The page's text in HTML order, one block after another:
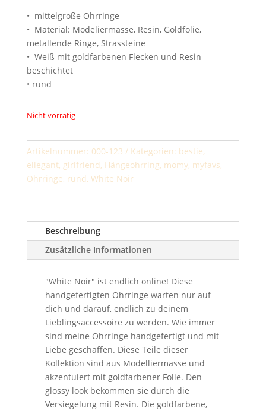
• mittelgroße Ohrringe
• Material: Modeliermasse, Resin, Goldfolie,
metallende Ringe, Strassteine
• Weiß mit goldfarbenen Flecken und Resin
beschichtet
• rund
Nicht vorrätig
Artikelnummer: 000-123 Kategorien: bestie,
ellegant, girlfriend, Hängeohrring, momy, myfavs,
Ohrringe, rund, White Noir
Beschreibung
Zusätzliche Informationen
"White Noir" ist endlich online! Diese
handgefertigten Ohrringe warten nur auf
dich und darauf, endlich zu deinem
Lieblingsaccessoire zu werden. Wie immer
sind meine Ohrringe handgefertigt und mit
Liebe geschaffen. Diese Teile dieser
Kollektion sind aus Modelliermasse und
akzentuiert mit goldfarbener Folie. Den
glossy look bekommen sie durch die
Versiegelung mit Resin. Die goldfarbene,